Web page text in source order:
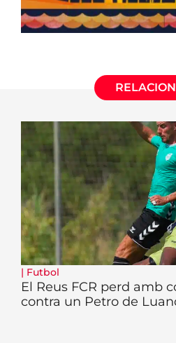
| Futbol
El Reus FCR perd amb
contra un Petro de